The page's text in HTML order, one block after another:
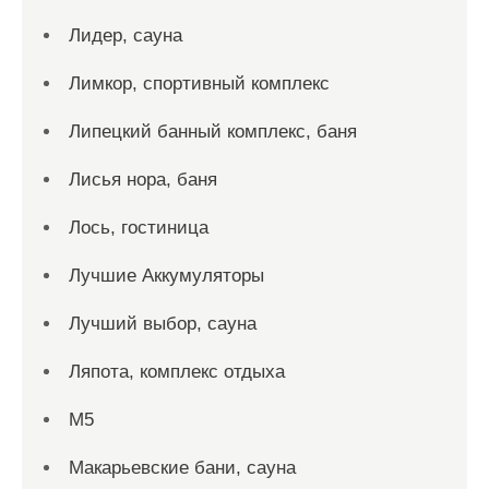
Лидер, сауна
Лимкор, спортивный комплекс
Липецкий банный комплекс, баня
Лисья нора, баня
Лось, гостиница
Лучшие Аккумуляторы
Лучший выбор, сауна
Ляпота, комплекс отдыха
М5
Макарьевские бани, сауна